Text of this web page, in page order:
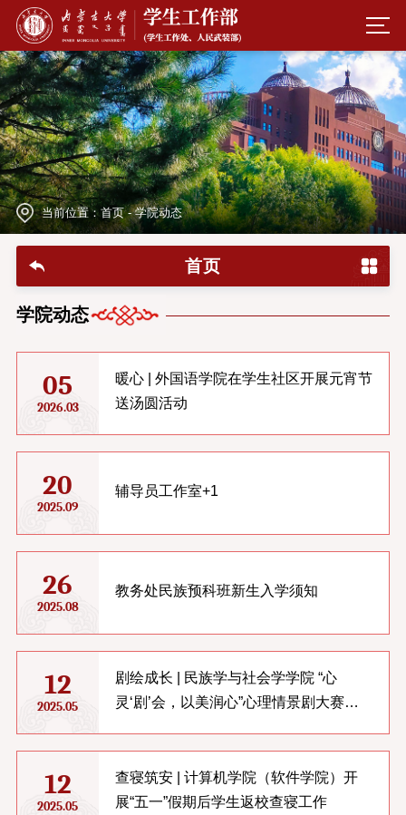
当前位置： 首页-学院动态
首页
学院动态
05
2026.03
暖心 | 外国语学院在学生社区开展元宵节
送汤圆活动
20
2025.09
辅导员工作室+1
26
2025.08
教务处民族预科班新生入学须知
12
2025.05
剧绘成长 | 民族学与社会学学院 “心
灵‘剧’会，以美润心”心理情景剧大赛
12
2025.05
查寝筑安 | 计算机学院（软件学院）开
展“五一”假期后学生返校查寝工作